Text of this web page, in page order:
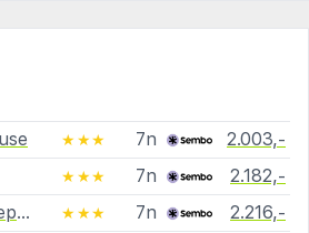
★★★ 7n
2.003,-
★★★ 7n
2.182,-
Pure Formosa Concept Hotel
★★★ 7n
2.216,-